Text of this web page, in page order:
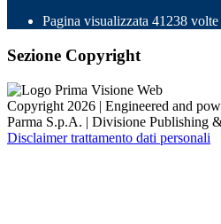
Pagina visualizzata 41238 volte
Sezione Copyright
Copyright 2026 | Engineered and
Parma S.p.A. | Divisione Publishing
Disclaimer trattamento dati personali